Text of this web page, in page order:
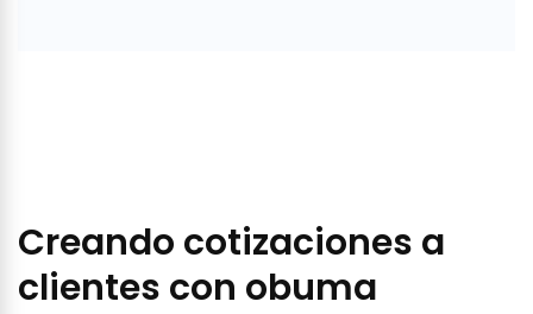
Creando cotizaciones a
clientes con obuma